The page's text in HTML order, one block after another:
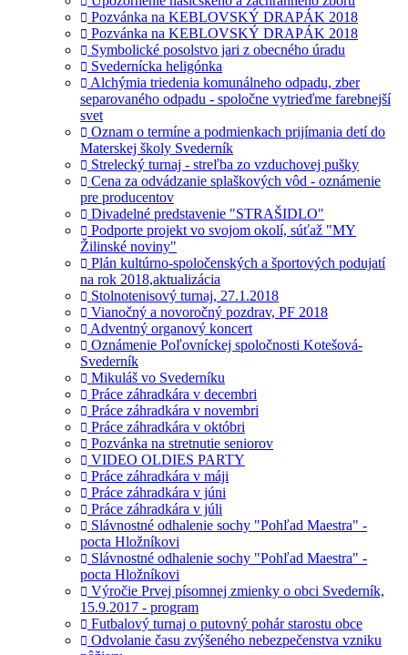
Pozvánka na KEBLOVSKÝ DRAPÁK 2018
Pozvánka na KEBLOVSKÝ DRAPÁK 2018
Symbolické posolstvo jari z obecného úradu
Svedernícka heligónka
Alchýmia triedenia komunálneho odpadu, zber
separovaného odpadu - spoločne vytrieďme farebnejší
svet
Oznam o termíne a podmienkach prijímania detí do
Materskej školy Svederník
Strelecký turnaj - streľba zo vzduchovej pušky
Cena za odvádzanie splaškových vôd - oznámenie
pre producentov
Divadelné predstavenie "STRAŠIDLO"
Podporte projekt vo svojom okolí, súťaž "MY
Žilinské noviny"
Plán kultúrno-spoločenských a športových podujatí
na rok 2018,aktualizácia
Stolnotenisový turnaj, 27.1.2018
Vianočný a novoročný pozdrav, PF 2018
Adventný organový koncert
Oznámenie Poľovníckej spoločnosti Kotešová-
Svederník
Mikuláš vo Svederníku
Práce záhradkára v decembri
Práce záhradkára v novembri
Práce záhradkára v októbri
Pozvánka na stretnutie seniorov
VIDEO OLDIES PARTY
Práce záhradkára v máji
Práce záhradkára v júni
Práce záhradkára v júli
Slávnostné odhalenie sochy "Pohľad Maestra" -
pocta Hložníkovi
Slávnostné odhalenie sochy "Pohľad Maestra" -
pocta Hložníkovi
Výročie Prvej písomnej zmienky o obci Svederník,
15.9.2017 - program
Futbalový turnaj o putovný pohár starostu obce
Odvolanie času zvýšeného nebezpečenstva vzniku